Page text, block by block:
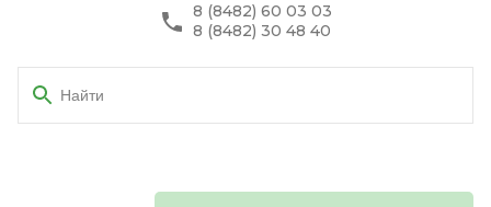
8 (8482) 60 03 03
8 (8482) 30 48 40